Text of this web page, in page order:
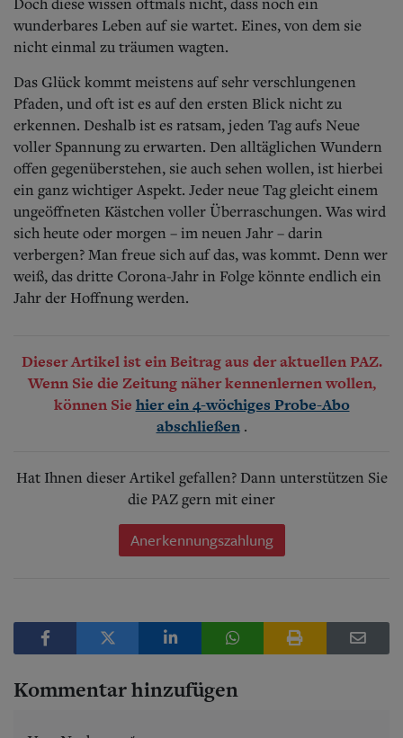
wunderbares Leben auf sie wartet. Eines, von dem sie
nicht einmal zu träumen wagten.
Das Glück kommt meistens auf sehr verschlungenen
Pfaden, und oft ist es auf den ersten Blick nicht zu
erkennen. Deshalb ist es ratsam, jeden Tag aufs Neue
voller Spannung zu erwarten. Den alltäglichen Wundern
offen gegenüberstehen, sie auch sehen wollen, ist hierbei
ein ganz wichtiger Aspekt. Jeder neue Tag gleicht einem
ungeöffneten Kästchen voller Überraschungen. Was wird
sich heute oder morgen – im neuen Jahr – darin
verbergen? Man freue sich auf das, was kommt. Denn wer
weiß, das dritte Corona-Jahr in Folge könnte endlich ein
Jahr der Hoffnung werden.
Dieser Artikel ist ein Beitrag aus der aktuellen PAZ.
Wenn Sie die Zeitung näher kennenlernen wollen,
können Sie hier ein 4-wöchiges Probe-Abo
abschließen .
Hat Ihnen dieser Artikel gefallen? Dann unterstützen Sie
die PAZ gern mit einer
Anerkennungszahlung
Kommentar hinzufügen